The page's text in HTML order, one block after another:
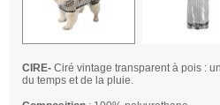
CIRE- Ciré vintage transparent à pois :
du temps et de la pluie.